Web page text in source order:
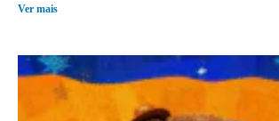
Ver mais